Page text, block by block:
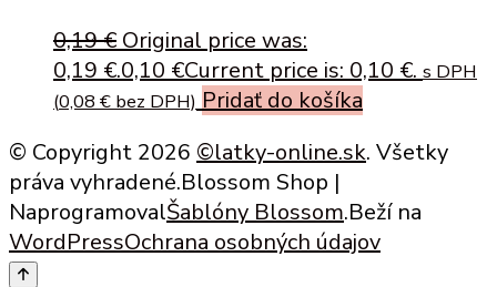
0,19€ Original price was:
0,19 €.0,10 €Current price is: 0,10 €. s DPH
(0,08 € bez DPH) Pridať do košíka
© Copyright 2026 ©latky-online.sk. Všetky
práva vyhradené.Blossom Shop |
NaprogramovalŠablóny Blossom.Beží na
WordPressOchrana osobných údajov